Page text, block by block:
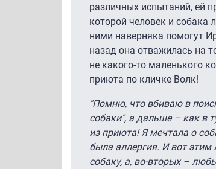
различных испытаний, ей
которой человек и собака
ними наверняка помогут
назад она отважилась на
не какого-то маленького
приюта по кличке Волк!
"Помню, что вбиваю в
собаки", а дальше – как в
из приюта! Я мечтала о
была аллергия. И вот этим
собаку, а, во-вторых –